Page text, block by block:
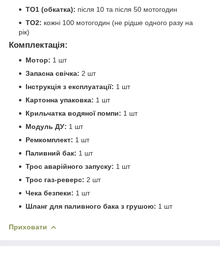
ТО1 (обкатка): після 10 та після 50 мотогодин
ТО2: кожні 100 мотогодин (не рідше одного разу на
рік)
Комплектація:
Мотор: 1 шт
Запасна свічка: 2 шт
Інструкція з експлуатації: 1 шт
Картонна упаковка: 1 шт
Крильчатка водяної помпи: 1 шт
Модуль ДУ: 1 шт
Ремкомплект: 1 шт
Паливний бак: 1 шт
Трос аварійного запуску: 1 шт
Трос газ-реверс: 2 шт
Чека безпеки: 1 шт
Шланг для паливного бака з грушою: 1 шт
Приховати